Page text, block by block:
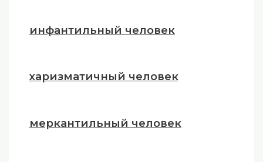
инфантильный человек
харизматичный человек
меркантильный человек